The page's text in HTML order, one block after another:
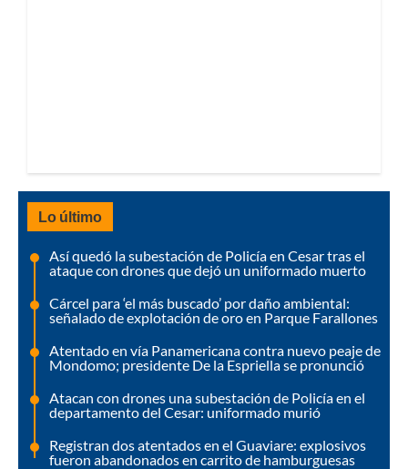
Lo último
Así quedó la subestación de Policía en Cesar tras el
ataque con drones que dejó un uniformado muerto
Cárcel para ‘el más buscado’ por daño ambiental:
señalado de explotación de oro en Parque Farallones
Atentado en vía Panamericana contra nuevo peaje de
Mondomo; presidente De la Espriella se pronunció
Atacan con drones una subestación de Policía en el
departamento del Cesar: uniformado murió
Registran dos atentados en el Guaviare: explosivos
fueron abandonados en carrito de hamburguesas